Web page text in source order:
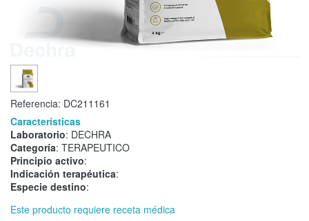
Referencia: DC211161
Características
Laboratorio: DECHRA
Categoría: TERAPEUTICO
Principio activo:
Indicación terapéutica:
Especie destino:
Este producto requiere receta médica